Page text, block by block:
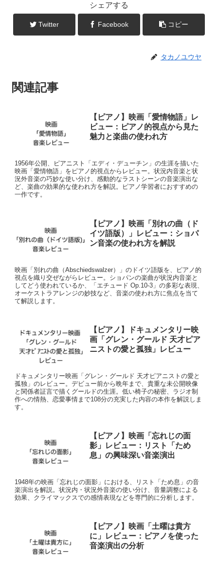
シェアする
Twitter Facebook コピー
タカノユウヤ
関連記事
【ピアノ】映画「愛情物語」レ
ビュー：ピアノ的視点から見た
魅力と楽曲の使われ方
1956年公開、ピアニスト「エディ・デューチン」の生涯を描いた
映画「愛情物語」をピアノ的視点からレビュー。状況内音楽と状
況外音楽の巧妙な使い分け、感動的なラストシーンの音楽演出な
ど、楽曲の効果的な使われ方を解説。ピアノ学習者におすすめの
一作です。
【ピアノ】映画「別れの曲（ド
イツ語版）」レビュー：ショパ
ン音楽の使われ方を解説
映画「別れの曲（Abschiedswalzer）」のドイツ語版を、ピアノ的
視点を織り交ぜながらレビュー。ショパンの楽曲が状況内音楽と
してどう使われているか、「エチュード Op.10-3」の多彩な表現、
オーケストラアレンジの妙技など、音楽の使われ方に焦点を当て
て解説します。
【ピアノ】ドキュメンタリー映
画「グレン・グールド 天才ピア
ニストの愛と孤独」レビュー
ドキュメンタリー映画「グレン・グールド 天才ピアニストの愛と
孤独」のレビュー。デビュー前から晩年まで、貴重な未公開映像
と関係者証言で描くグールドの生涯。低い椅子の秘密、ラジオ制
作への情熱、恋愛事情まで108分の充実した内容の本作を解説しま
す。
【ピアノ】映画「忘れじの面
影」レビュー：リスト「ため
息」の興味深い音楽演出
1948年の映画「忘れじの面影」における、リスト「ため息」の音
楽演出を解説。状況内・状況外音楽の使い分け、音量調整による
効果、クライマックスでの感情表現などを専門的に分析します。
【ピアノ】映画「土曜は貴方
に」レビュー：ピアノを使った
音楽演出の分析